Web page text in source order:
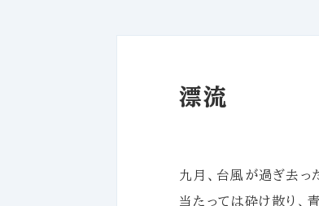
漂流
九月、台風が過ぎ去っ
当たっては砕け散り、